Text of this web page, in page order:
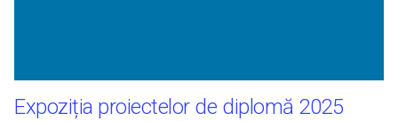
Expoziția proiectelor de diplomă 2025